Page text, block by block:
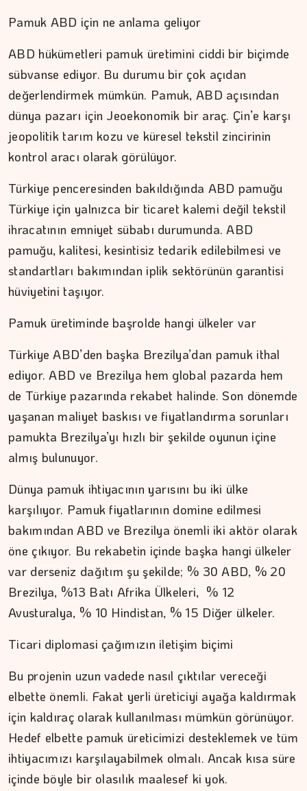
Pamuk ABD için ne anlama geliyor
ABD hükümetleri pamuk üretimini ciddi bir biçimde
sübvanse ediyor. Bu durumu bir çok açıdan
değerlendirmek mümkün. Pamuk, ABD açısından
dünya pazarı için Jeoekonomik bir araç. Çin’e karşı
jeopolitik tarım kozu ve küresel tekstil zincirinin
kontrol aracı olarak görülüyor.
Türkiye penceresinden bakıldığında ABD pamuğu
Türkiye için yalnızca bir ticaret kalemi değil tekstil
ihracatının emniyet sübabı durumunda. ABD
pamuğu, kalitesi, kesintisiz tedarik edilebilmesi ve
standartları bakımından iplik sektörünün garantisi
hüviyetini taşıyor.
Pamuk üretiminde başrolde hangi ülkeler var
Türkiye ABD’den başka Brezilya’dan pamuk ithal
ediyor. ABD ve Brezilya hem global pazarda hem
de Türkiye pazarında rekabet halinde. Son dönemde
yaşanan maliyet baskısı ve fiyatlandırma sorunları
pamukta Brezilya’yı hızlı bir şekilde oyunun içine
almış bulunuyor.
Dünya pamuk ihtiyacının yarısını bu iki ülke
karşılıyor. Pamuk fiyatlarının domine edilmesi
bakımından ABD ve Brezilya önemli iki aktör olarak
öne çıkıyor. Bu rekabetin içinde başka hangi ülkeler
var derseniz dağıtım şu şekilde; % 30 ABD, % 20
Brezilya, %13 Batı Afrika Ülkeleri, % 12
Avusturalya, % 10 Hindistan, % 15 Diğer ülkeler.
Ticari diplomasi çağımızın iletişim biçimi
Bu projenin uzun vadede nasıl çıktılar vereceği
elbette önemli. Fakat yerli üreticiyi ayağa kaldırmak
için kaldıraç olarak kullanılması mümkün görünüyor.
Hedef elbette pamuk üreticimizi desteklemek ve tüm
ihtiyacımızı karşılayabilmek olmalı. Ancak kısa süre
içinde böyle bir olasılık maalesef ki yok.
Şehzadeler şehri Manisa
İPEK KOCAMAN
Kitap kafenin rafları arasında…